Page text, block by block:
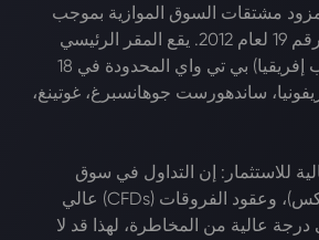
مشتقات السوق الموازية بموجب
قانون الأسواق المالية رقم 19 لعام 2012. يقع المقر الرئيسي
لشركة Markets (جنوب إفريقيا) بي تي واي المحدودة في 18
ساندهورست جوهانسبرغ، غوتينغ،
للاستثمار: إن التداول في سوق
الصرف الأجنبي (الفوركس)، وعقود الفروقات (CFDs) عالي
عالية من المخاطرة، لهذا قد لا